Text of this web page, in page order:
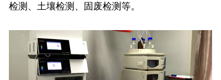
检测、土壤检测、固废检测等。